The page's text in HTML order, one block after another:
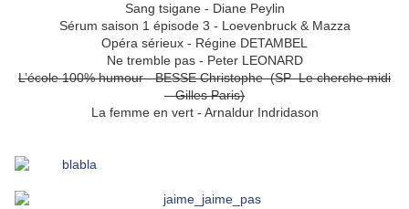
Sang tsigane - Diane Peylin
Sérum saison 1 épisode 3 - Loevenbruck & Mazza
Opéra sérieux - Régine DETAMBEL
Ne tremble pas - Peter LEONARD
L’école 100% humour - BESSE Christophe (SP Le cherche midi
– Gilles Paris)
La femme en vert - Arnaldur Indridason